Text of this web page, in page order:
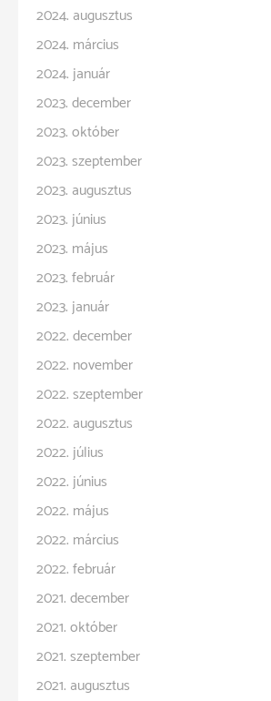
2024. augusztus
2024. március
2024. január
2023. december
2023. október
2023. szeptember
2023. augusztus
2023. június
2023. május
2023. február
2023. január
2022. december
2022. november
2022. szeptember
2022. augusztus
2022. július
2022. június
2022. május
2022. március
2022. február
2021. december
2021. október
2021. szeptember
2021. augusztus